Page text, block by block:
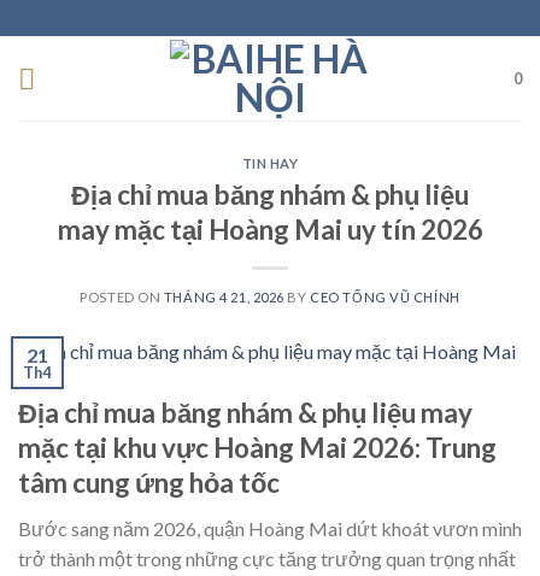
to
content
0
TIN HAY
Địa chỉ mua băng nhám & phụ liệu
may mặc tại Hoàng Mai uy tín 2026
POSTED ON THÁNG 4 21, 2026 BY CEO TỐNG VŨ CHÍNH
21
Th4
Địa chỉ mua băng nhám & phụ liệu may
mặc tại khu vực Hoàng Mai 2026: Trung
tâm cung ứng hỏa tốc
Bước sang năm 2026, quận Hoàng Mai dứt khoát vươn mình
trở thành một trong những cực tăng trưởng quan trọng nhất